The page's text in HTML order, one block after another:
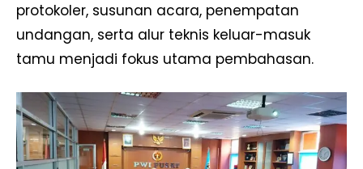
protokoler, susunan acara, penempatan
undangan, serta alur teknis keluar-masuk
tamu menjadi fokus utama pembahasan.